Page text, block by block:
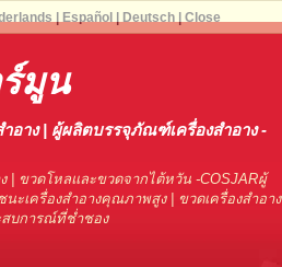
ร์มูน
อาง | ผู้ผลิตบรรจุภัณฑ์เครื่องสำอาง -
| ขวดโหลและขวดจากไต้หวัน -COSJARผู้
ะเครื่องสำอางคุณภาพสูง | ขวดเครื่องสำอาง
สบการณ์ที่ช่ำชอง
Español Deutsch| Close